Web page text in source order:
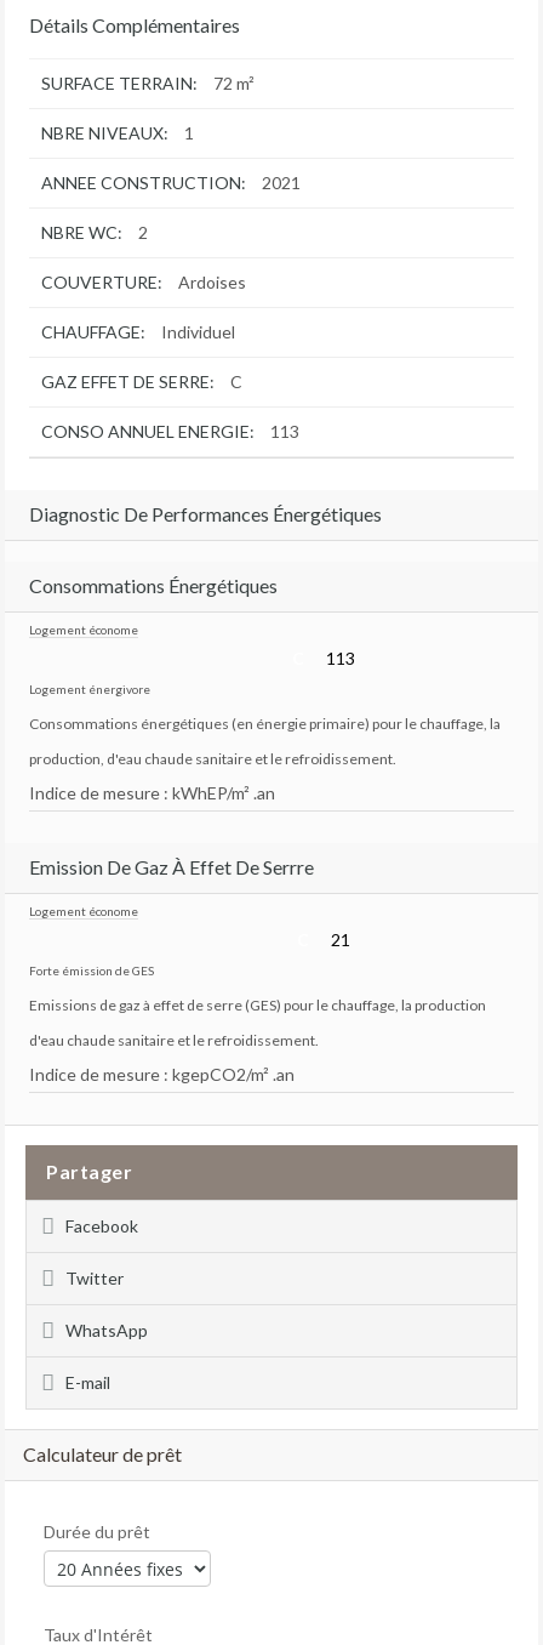
Détails Complémentaires
SURFACE TERRAIN: 72 m²
NBRE NIVEAUX: 1
ANNEE CONSTRUCTION: 2021
NBRE WC: 2
COUVERTURE: Ardoises
CHAUFFAGE: Individuel
GAZ EFFET DE SERRE: C
CONSO ANNUEL ENERGIE: 113
Diagnostic De Performances Énergétiques
Consommations Énergétiques
Logement économe
113
Logement énergivore
Consommations énergétiques (en énergie primaire) pour le chauffage, la
production, d'eau chaude sanitaire et le refroidissement.
Indice de mesure : kWhEP/m² .an
Emission De Gaz À Effet De Serrre
Logement économe
21
Forte émission de GES
Emissions de gaz à effet de serre (GES) pour le chauffage, la production
d'eau chaude sanitaire et le refroidissement.
Indice de mesure : kgepCO2/m² .an
Partager
Facebook
Twitter
WhatsApp
E-mail
Calculateur de prêt
Durée du prêt
Taux d'Intérêt